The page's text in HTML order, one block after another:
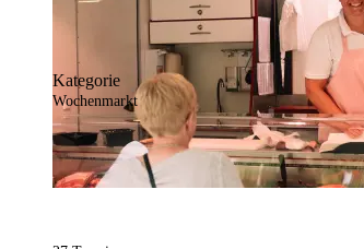
Kategorie
Wochenmarkt